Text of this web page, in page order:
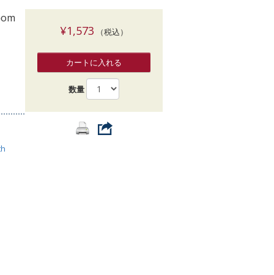
索
¥1,573 （税込）
カートに入れる
数量